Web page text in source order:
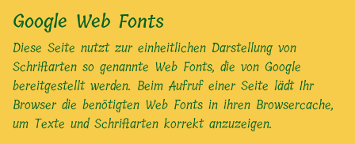
Google Web Fonts
Diese Seite nutzt zur einheitlichen Darstellung von
Schriftarten so genannte Web Fonts, die von Google
bereitgestellt werden. Beim Aufruf einer Seite lädt Ihr
Browser die benötigten Web Fonts in ihren Browsercache,
um Texte und Schriftarten korrekt anzuzeigen.